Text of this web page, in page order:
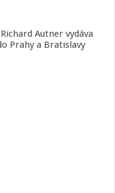
Autner vydáva
Prahy a Bratislavy